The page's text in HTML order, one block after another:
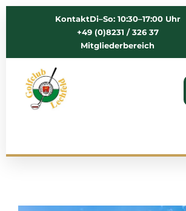
KontaktDi–So: 10:30–17:00 Uhr
+49 (0)8231 / 326 37
Mitgliederbereich